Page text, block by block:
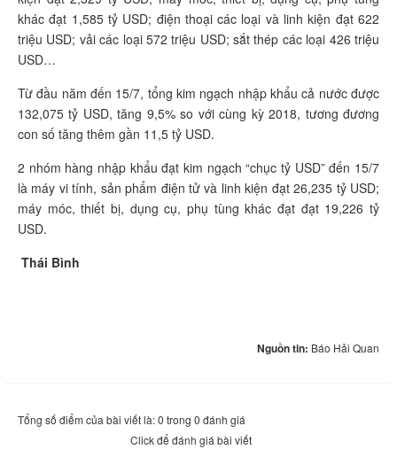
khác đạt 1,585 tỷ USD; điện thoại các loại và linh kiện đạt 622
triệu USD; vải các loại 572 triệu USD; sắt thép các loại 426 triệu
USD…
Từ đầu năm đến 15/7, tổng kim ngạch nhập khẩu cả nước được
132,075 tỷ USD, tăng 9,5% so với cùng kỳ 2018, tương đương
con số tăng thêm gần 11,5 tỷ USD.
2 nhóm hàng nhập khẩu đạt kim ngạch “chục tỷ USD” đến 15/7
là máy vi tính, sản phẩm điện tử và linh kiện đạt 26,235 tỷ USD;
máy móc, thiết bị, dụng cụ, phụ tùng khác đạt đạt 19,226 tỷ
USD.
Thái Bình
Nguồn tin: Báo Hải Quan
Tổng số điểm của bài viết là: 0 trong 0 đánh giá
Click để đánh giá bài viết